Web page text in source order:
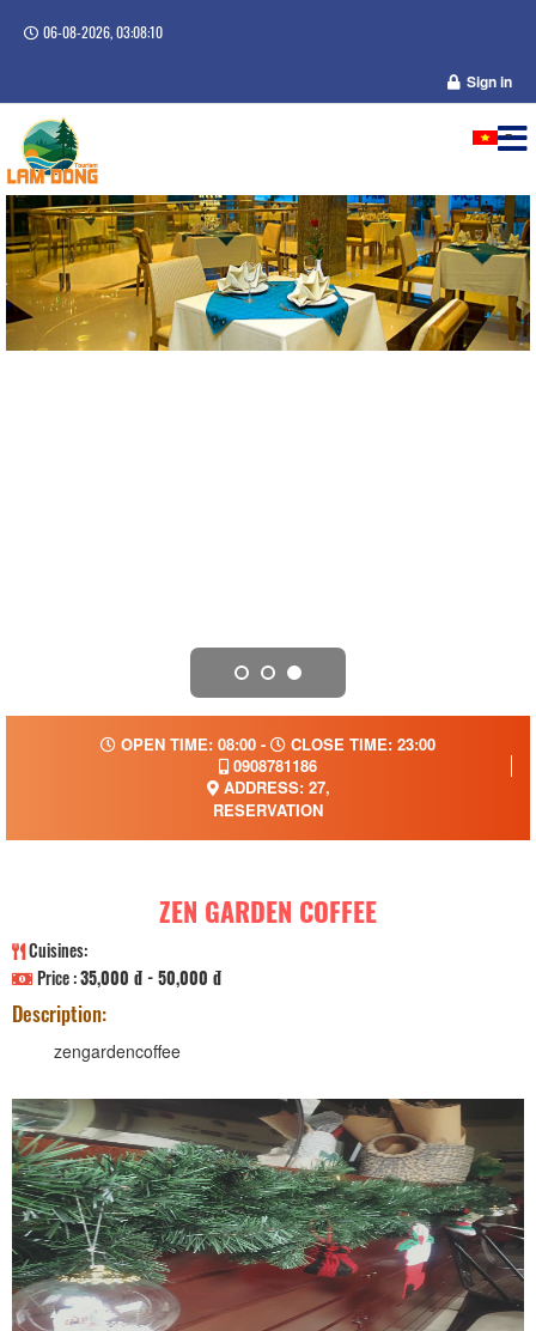
06-08-2026, 03:08:11
Sign in
OPEN TIME: 08:00 -
CLOSE TIME: 23:00
0908781186
ADDRESS: 27,
RESERVATION
ZEN GARDEN COFFEE
Cuisines:
Price :35,000 đ - 50,000 đ
Description:
zengardencoffee